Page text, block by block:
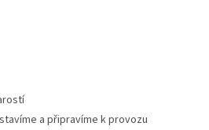
a připravíme k provozu